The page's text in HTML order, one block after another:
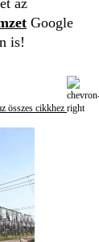
Google
is!
összes cikkhez